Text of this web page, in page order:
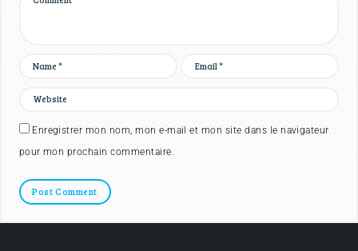
Enregistrer mon nom, mon e-mail et mon site dans le navigateur
pour mon prochain commentaire.